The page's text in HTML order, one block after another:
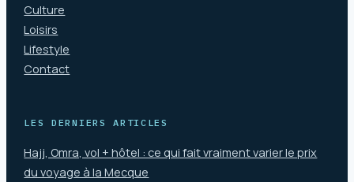
Culture
Loisirs
Lifestyle
Contact
LES DERNIERS ARTICLES
Hajj, Omra, vol + hôtel : ce qui fait vraiment varier le prix
du voyage à la Mecque